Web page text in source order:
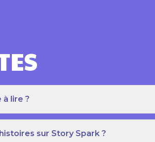
lire ?
sur Story Spark ?